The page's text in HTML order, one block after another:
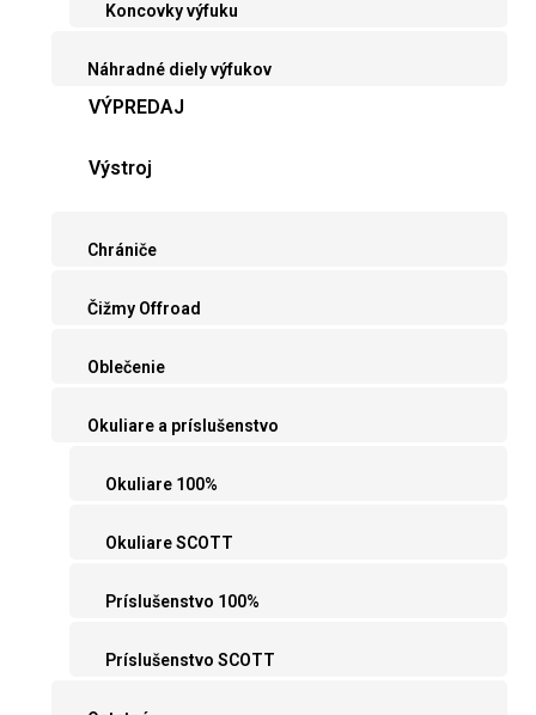
Koncovky výfuku
Náhradné diely výfukov
VÝPREDAJ
Výstroj
Chrániče
Čižmy Offroad
Oblečenie
Okuliare a príslušenstvo
Okuliare 100%
Okuliare SCOTT
Príslušenstvo 100%
Príslušenstvo SCOTT